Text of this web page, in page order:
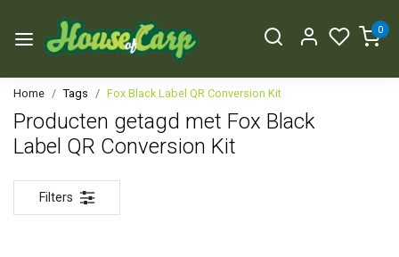
0
Home Tags Fox Black Label QR Conversion Kit
Producten getagd met Fox Black
Label QR Conversion Kit
Filters